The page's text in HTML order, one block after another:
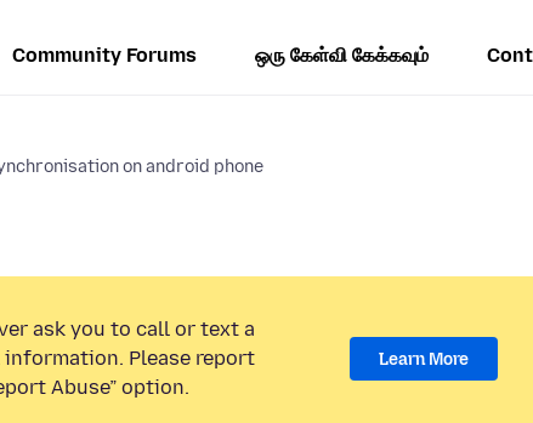
Community Forums ஒரு கேள்வி கேக்கவும்
on android phone
ask you to call or text a
information. Please report
Abuse” option.
Learn More